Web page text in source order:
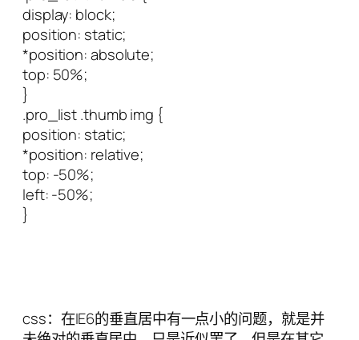
display: block;
position: static;
*position: absolute;
top: 50%;
}
.pro_list .thumb img {
position: static;
*position: relative;
top: -50%;
left: -50%;
}
css：在IE6的垂直居中有一点小的问题，就是并